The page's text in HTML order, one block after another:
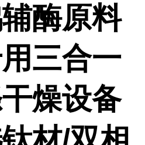
酶原料
三合一
燥设备